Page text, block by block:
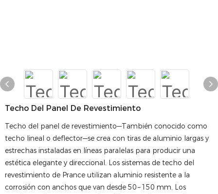
Techo Del Panel De Revestimiento
Techo del panel de revestimiento—También conocido como
techo lineal o deflector—se crea con tiras de aluminio largas y
estrechas instaladas en líneas paralelas para producir una
estética elegante y direccional. Los sistemas de techo del
revestimiento de Prance utilizan aluminio resistente a la
corrosión con anchos que van desde 50 – 150 mm. Los